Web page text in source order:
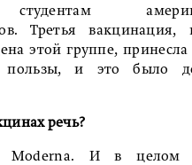
Третья вакцинация,
этой группе,
пользы, и это было
речь?
И в целом